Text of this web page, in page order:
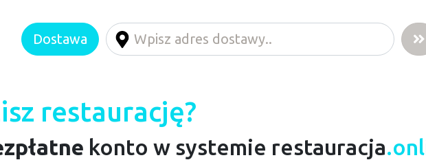
Dostawa
restaurację?
konto w systemie restauracja